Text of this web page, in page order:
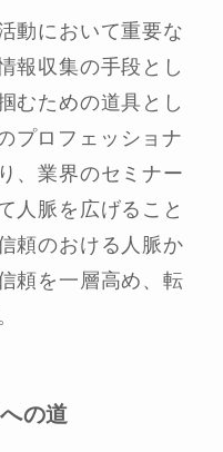
動において重要な
報収集の手段とし
むための道具とし
プロフェッショナ
、業界のセミナー
人脈を広げること
頼のおける人脈か
頼を一層高め、転
の道